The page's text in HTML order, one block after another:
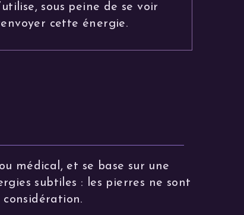
l’utilise, sous peine de se voir
cette énergie.
médical, et se base sur une
subtiles : les pierres ne sont